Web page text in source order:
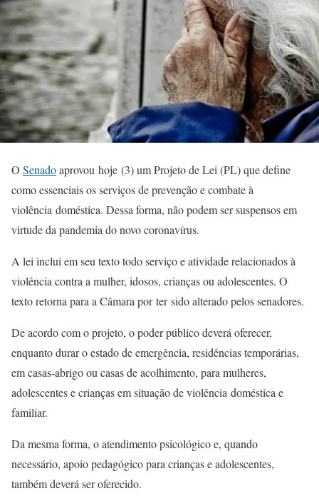
O Senadoaprovou hoje (3) um Projeto de Lei (PL) que define
como essenciais os serviços de prevenção e combate à
violência doméstica. Dessa forma, não podem ser suspensos em
virtude da pandemia do novo coronavírus.
A lei inclui em seu texto todo serviço e atividade relacionados à
violência contra a mulher, idosos, crianças ou adolescentes. O
texto retorna para a Câmara por ter sido alterado pelos senadores.
De acordo com o projeto, o poder público deverá oferecer,
enquanto durar o estado de emergência, residências temporárias,
em casas-abrigo ou casas de acolhimento, para mulheres,
adolescentes e crianças em situação de violência doméstica e
familiar.
Da mesma forma, o atendimento psicológico e, quando
necessário, apoio pedagógico para crianças e adolescentes,
também deverá ser oferecido.